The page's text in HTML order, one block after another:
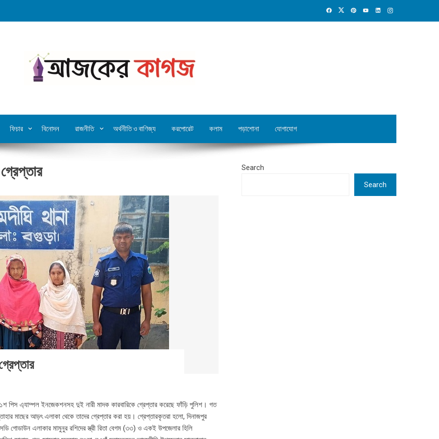
ফিচার বিনোদন রাজনীতি অর্থনীতি ও বাণিজ্য করপোরেট কলাম পড়াশোনা যোগাযোগ
পিস এ্যাম্পল ইনজেকশনসহ দুই নারী মাদক কারবারিকে গ্রেপ্তার করেছে ফাঁড়ি পুলিশ। গত
মাছের আড়ৎ এলাকা থেকে তাদের গ্রেপ্তার করা হয়। গ্রেপ্তারকৃতরা হলো, দিনাজপুর
গোডাউন এলাকার মামুনুর রশিদের স্ত্রী রিতা বেগম (৩৩) ও একই উপজেলার হিলি
Search
Search